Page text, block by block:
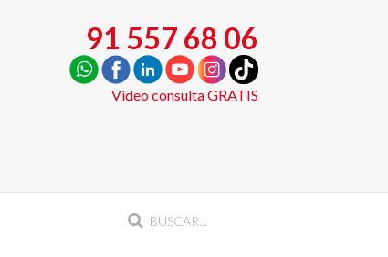
91 557 68 06
Video consulta GRATIS